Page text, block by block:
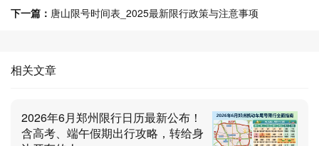
下一篇： 唐山限号时间表_2025最新限行政策与注意事项
相关文章
2026年6月郑州限行日历最新公布！
含高考、端午假期出行攻略，转给身